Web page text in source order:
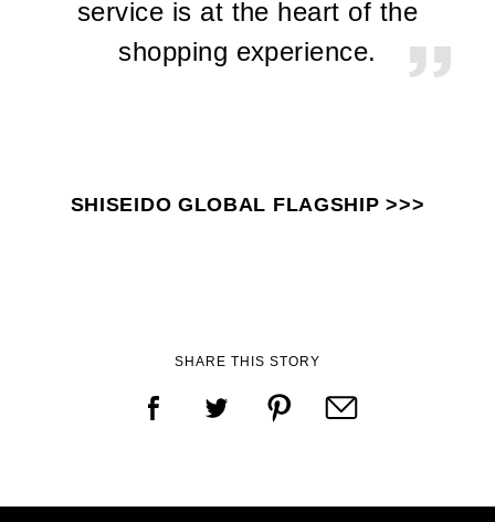
service is at the heart of the
shopping experience.
SHISEIDO GLOBAL FLAGSHIP >>>
SHARE THIS STORY